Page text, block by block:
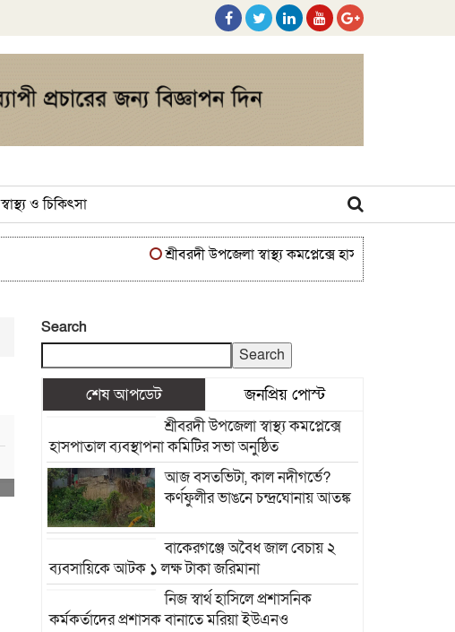
স্বাস্থ্য ও চিকিৎসা
শ্রীবরদী উপজেলা স্বাস্থ্য কমপ্লেক্সে হাসপাতাল ব্যবস্থাপনা
Search
Search
শেষ আপডেট জনপ্রিয় পোস্ট
শ্রীবরদী উপজেলা স্বাস্থ্য কমপ্লেক্সে
হাসপাতাল ব্যবস্থাপনা কমিটির সভা অনুষ্ঠিত
আজ বসতভিটা, কাল নদীগর্ভে?
কর্ণফুলীর ভাঙনে চন্দ্রঘোনায় আতঙ্ক
বাকেরগঞ্জে অবৈধ জাল বেচায় ২
ব্যবসায়িকে আটক ১ লক্ষ টাকা জরিমানা
নিজ স্বার্থ হাসিলে প্রশাসনিক
কর্মকর্তাদের প্রশাসক বানাতে মরিয়া ইউএনও